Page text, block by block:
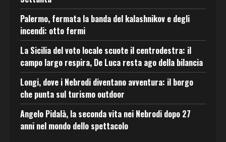
Palermo, fermata la banda del kalashnikov e degli
incendi: otto fermi
La Sicilia del voto locale scuote il centrodestra: il
campo largo respira, De Luca resta ago della bilancia
Longi, dove i Nebrodi diventano avventura: il borgo
che punta sul turismo outdoor
Angelo Pidalà, la seconda vita nei Nebrodi dopo 27
anni nel mondo dello spettacolo